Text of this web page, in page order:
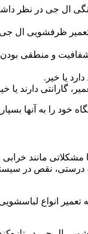
ال جی در نظر
ظرفشویی ال جی
و منطقی بودن
یا خیر.
گارانتی دارند یا
خود را به آنها
مشکلاتی مانند
درستی، نقص در
تعمیر انواع